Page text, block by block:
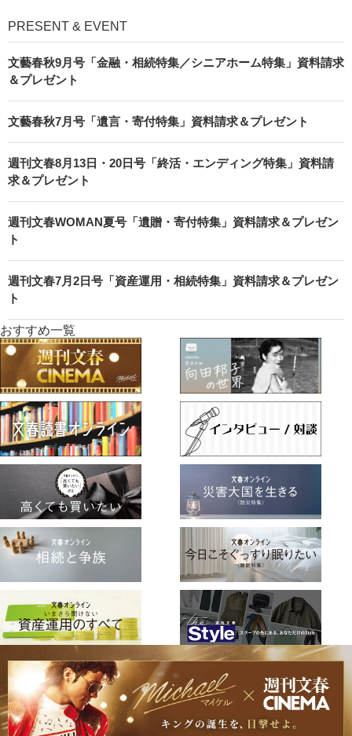
PRESENT & EVENT
文藝春秋9月号「金融・相続特集／シニアホーム特集」資料請求
＆プレゼント
文藝春秋7月号「遺言・寄付特集」資料請求＆プレゼント
週刊文春8月13日・20日号「終活・エンディング特集」資料請
求＆プレゼント
週刊文春WOMAN夏号「遺贈・寄付特集」資料請求＆プレゼン
ト
週刊文春7月2日号「資産運用・相続特集」資料請求＆プレゼン
ト
おすすめ一覧